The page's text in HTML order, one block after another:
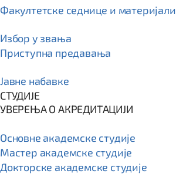
Факултетске седнице и материјали
Избор у звања
Приступна предавања
Јавне набавке
СТУДИЈЕ
УВЕРЕЊА О АКРЕДИТАЦИЈИ
Основне академске студије
Мастер академске студије
Докторске академске студије